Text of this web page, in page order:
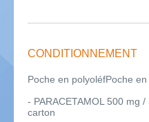
CONDITIONNEMENT
Poche en polyoléfPoche
- PARACETAMOL 500 mg
carton